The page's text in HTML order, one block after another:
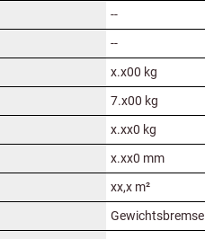
--
--
x.x00 kg
7.x00 kg
x.xx0 kg
x.xx0 mm
xx,x m²
Gewichtsbremse